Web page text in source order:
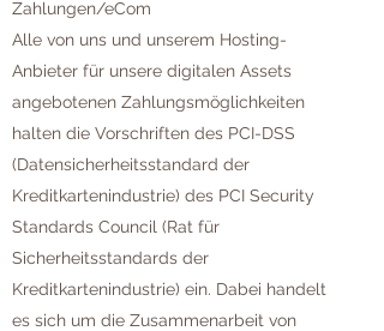
Zahlungen/eCom
Alle von uns und unserem Hosting-
Anbieter für unsere digitalen Assets
angebotenen Zahlungsmöglichkeiten
halten die Vorschriften des PCI-DSS
(Datensicherheitsstandard der
Kreditkartenindustrie) des PCI Security
Standards Council (Rat für
Sicherheitsstandards der
Kreditkartenindustrie) ein. Dabei handelt
es sich um die Zusammenarbeit von